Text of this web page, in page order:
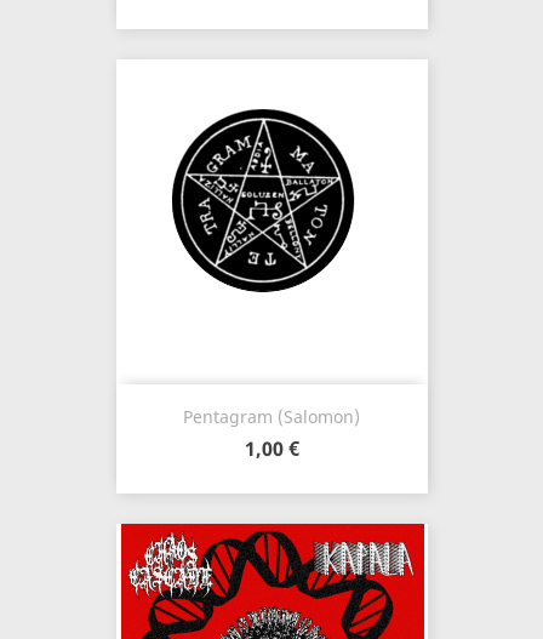
Pentagram (Salomon)
1,00 €